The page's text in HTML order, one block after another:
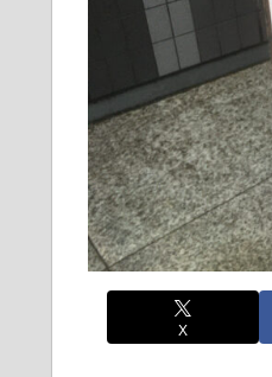
X